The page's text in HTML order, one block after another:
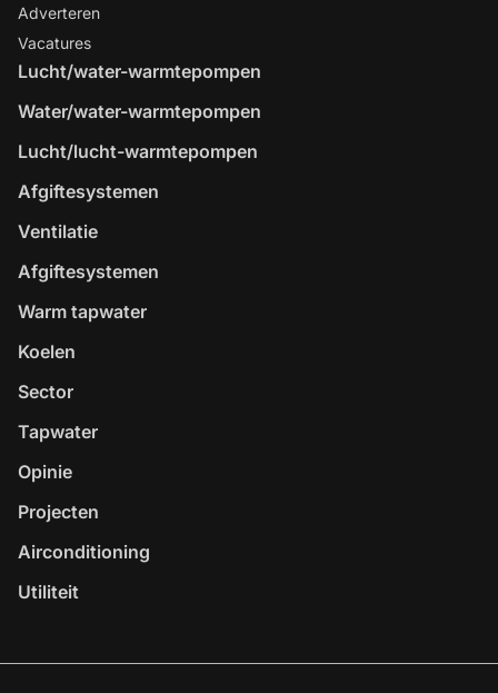
Adverteren
Vacatures
Lucht/water-warmtepompen
Water/water-warmtepompen
Lucht/lucht-warmtepompen
Afgiftesystemen
Ventilatie
Afgiftesystemen
Warm tapwater
Koelen
Sector
Tapwater
Opinie
Projecten
Airconditioning
Utiliteit